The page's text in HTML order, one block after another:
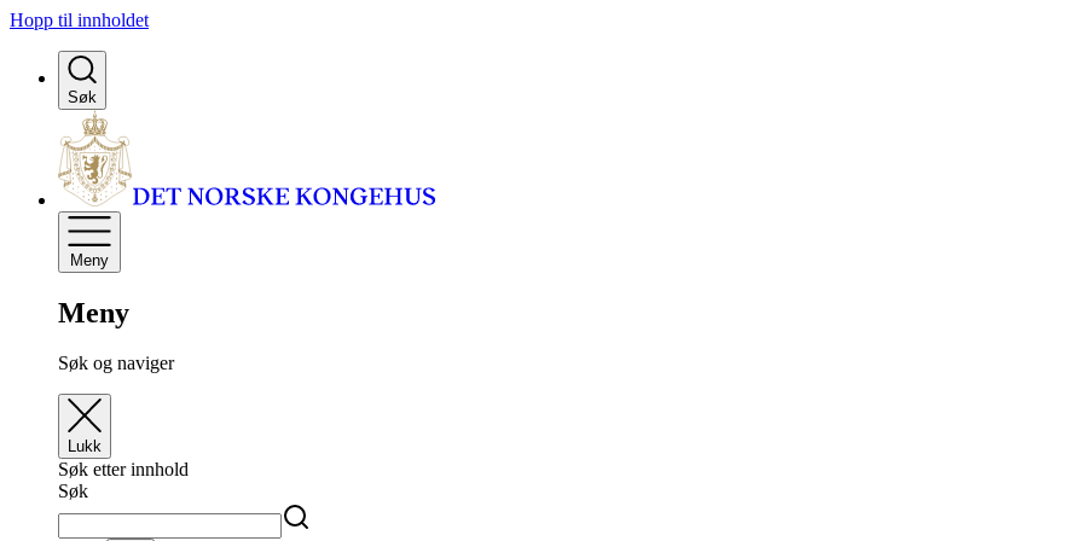
Hopp til innholdet
Søk
Meny
Meny
Søk og naviger
Lukk
Søk etter innhold
Søk